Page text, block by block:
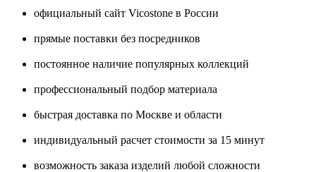
официальный сайт Vicostone в России
прямые поставки без посредников
постоянное наличие популярных коллекций
профессиональный подбор материала
быстрая доставка по Москве и области
индивидуальный расчет стоимости за 15 минут
возможность заказа изделий любой сложности